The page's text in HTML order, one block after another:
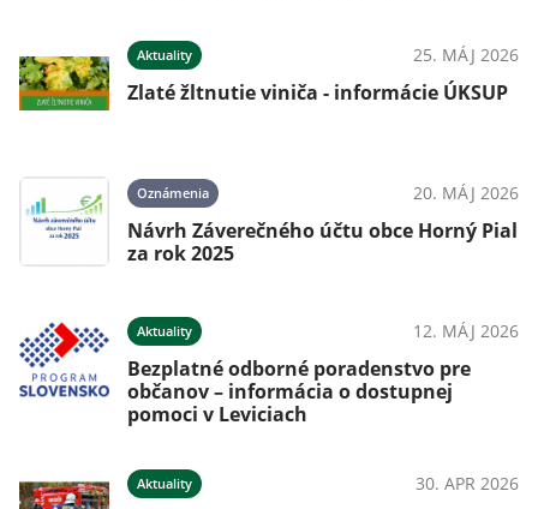
Aktuality 25. MÁJ 2026
Zlaté žltnutie viniča - informácie ÚKSUP
Oznámenia 20. MÁJ 2026
Návrh Záverečného účtu obce Horný Pial
za rok 2025
Aktuality 12. MÁJ 2026
Bezplatné odborné poradenstvo pre
občanov – informácia o dostupnej
pomoci v Leviciach
Aktuality 30. APR 2026